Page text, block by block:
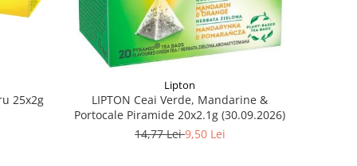
25x2g
Lipton
LIPTON Ceai Verde, Mandarine &
Portocale Piramide 20x2.1g (30.09.2026)
14,77 Lei9,50 Lei